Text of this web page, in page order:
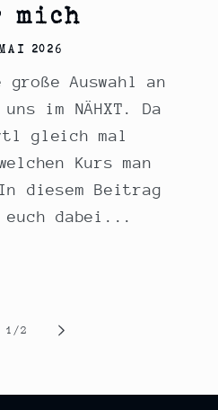
2026
große Auswahl an
im NÄHXT. Da
gleich mal
Kurs man
diesem Beitrag
euch dabei...
1 /von
2